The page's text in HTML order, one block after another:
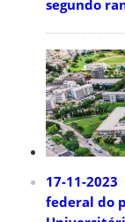
segundo
17-11-
federal do